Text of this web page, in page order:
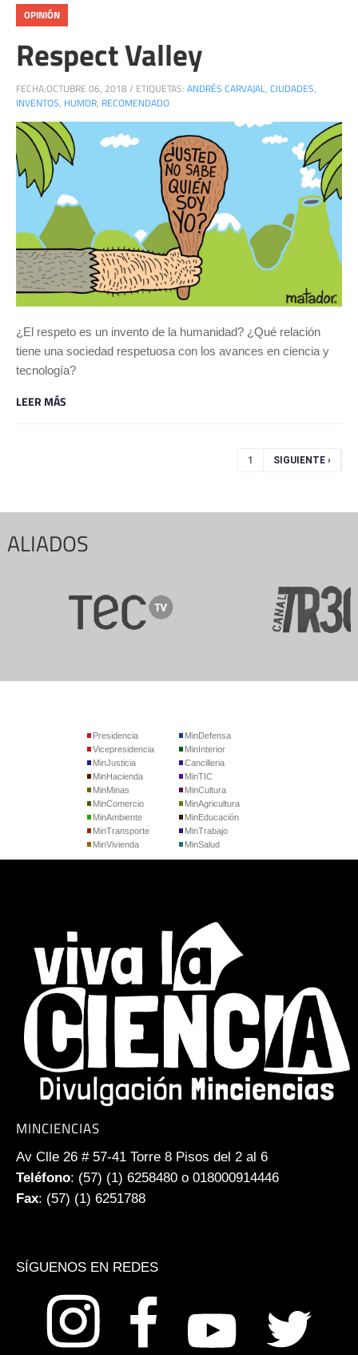
OPINIÓN
Respect Valley
FECHA:OCTUBRE 06, 2018/ ETIQUETAS: ANDRÉS CARVAJAL, CIUDADES,
INVENTOS, HUMOR, RECOMENDADO
¿El respeto es un invento de la humanidad? ¿Qué relación
tiene una sociedad respetuosa con los avances en ciencia y
tecnología?
LEER MÁS
1 SIGUIENTE ›
ALIADOS
Presidencia
Vicepresidencia
MinJusticia
MinDefensa
MinInterior
Cancilleria
MinHacienda
MinMinas
MinComercio
MinTIC
MinCultura
MinAgricultura
MinAmbiente
MinTransporte
MinVivienda
MinEducación
MinTrabajo
MinSalud
MINCIENCIAS
Av Clle 26 # 57-41 Torre 8 Pisos del 2 al 6
Teléfono: (57) (1) 6258480 o 018000914446
Fax: (57) (1) 6251788
SÍGUENOS EN REDES